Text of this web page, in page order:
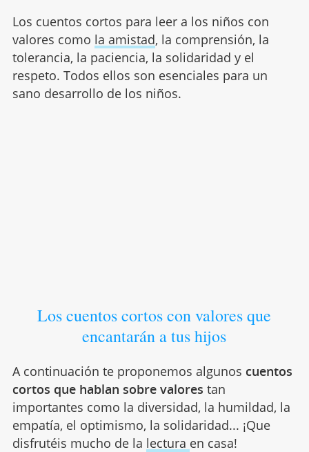
Los cuentos cortos para leer a los niños con
valores como la amistad, la comprensión, la
tolerancia, la paciencia, la solidaridad y el
respeto. Todos ellos son esenciales para un
sano desarrollo de los niños.
Los cuentos cortos con valores que
encantarán a tus hijos
A continuación te proponemos algunos cuentos
cortos que hablan sobre valores tan
importantes como la diversidad, la humildad, la
empatía, el optimismo, la solidaridad... ¡Que
disfrutéis mucho de la lectura en casa!